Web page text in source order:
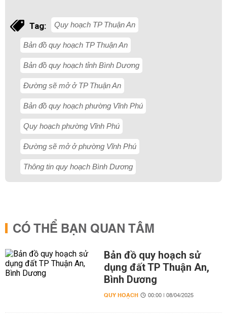
Tag: Quy hoạch TP Thuận An
Bản đồ quy hoạch TP Thuận An
Bản đồ quy hoạch tỉnh Bình Dương
Đường sẽ mở ở TP Thuận An
Bản đồ quy hoạch phường Vĩnh Phú
Quy hoạch phường Vĩnh Phú
Đường sẽ mở ở phường Vĩnh Phú
Thông tin quy hoạch Bình Dương
CÓ THỂ BẠN QUAN TÂM
Bản đồ quy hoạch sử
dụng đất TP Thuận An,
Bình Dương
QUY HOẠCH 00:00 | 08/04/2025